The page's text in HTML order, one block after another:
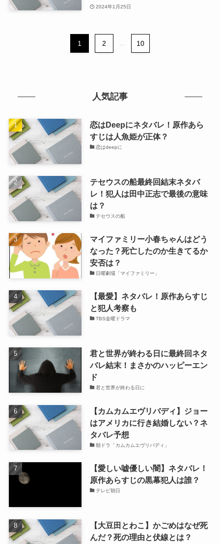
2024年1月25日
1 2 10
人気記事
恋はDeepにネタバレ！原作あら
すじは人魚姫が正体？
恋はdeepに
テセウスの船最終回結末ネタバ
レ！犯人は田中正志で最後の意味
は？
テセウスの船
マイファミリー小春ちゃんはどう
なった？死亡したのか生きてるか
安否は？
日曜劇場「マイファミリー」
【最愛】ネタバレ！原作あらすじ
と犯人考察も
TBS金曜ドラマ
君と世界が終わる日に最終回ネタ
バレ結末！まさかのハッピーエン
ド
君と世界が終わる日に
【カムカムエヴリバディ】ジョー
はアメリカに行き結婚しない？ネ
タバレ予想
朝ドラ「カムカムエヴリバディ」
【愛しい嘘優しい闇】ネタバレ！
原作あらすじの黒幕犯人は誰？
テレビ朝日
【大豆田とわこ】かごめはなぜ死
んだ？死の理由と伏線とは？